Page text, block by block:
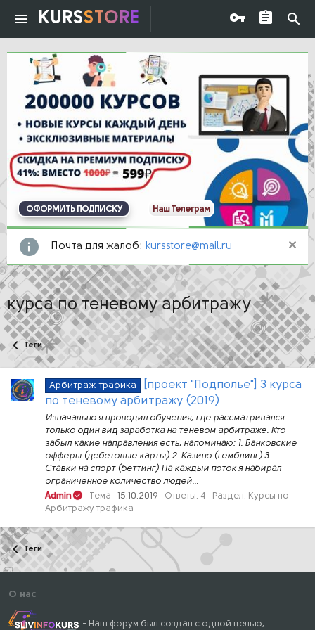
KURSSTORE
ОФОРМИТЬ ПОДПИСКУ Наш Телеграм
Почта для жалоб: kursstore@mail.ru
курса по теневому арбитражу
Теги
Арбитраж трафика
[проект "Подполье"] 3 курса
по теневому арбитражу (2019)
Изначально я проводил обучения, где рассматривался
только один вид заработка на теневом арбитраже. Кто
забыл какие направления есть, напоминаю: 1. Банковские
офферы (дебетовые карты) 2. Казино (гемблинг) 3.
Ставки на спорт (беттинг) На каждый поток я набирал
ограниченное количество людей...
Admin
Тема 15.10.2019 Ответы: 4 Раздел: Курсы по
Арбитражу трафика
Теги
О нас
- Наш форум был создан с одной целью,